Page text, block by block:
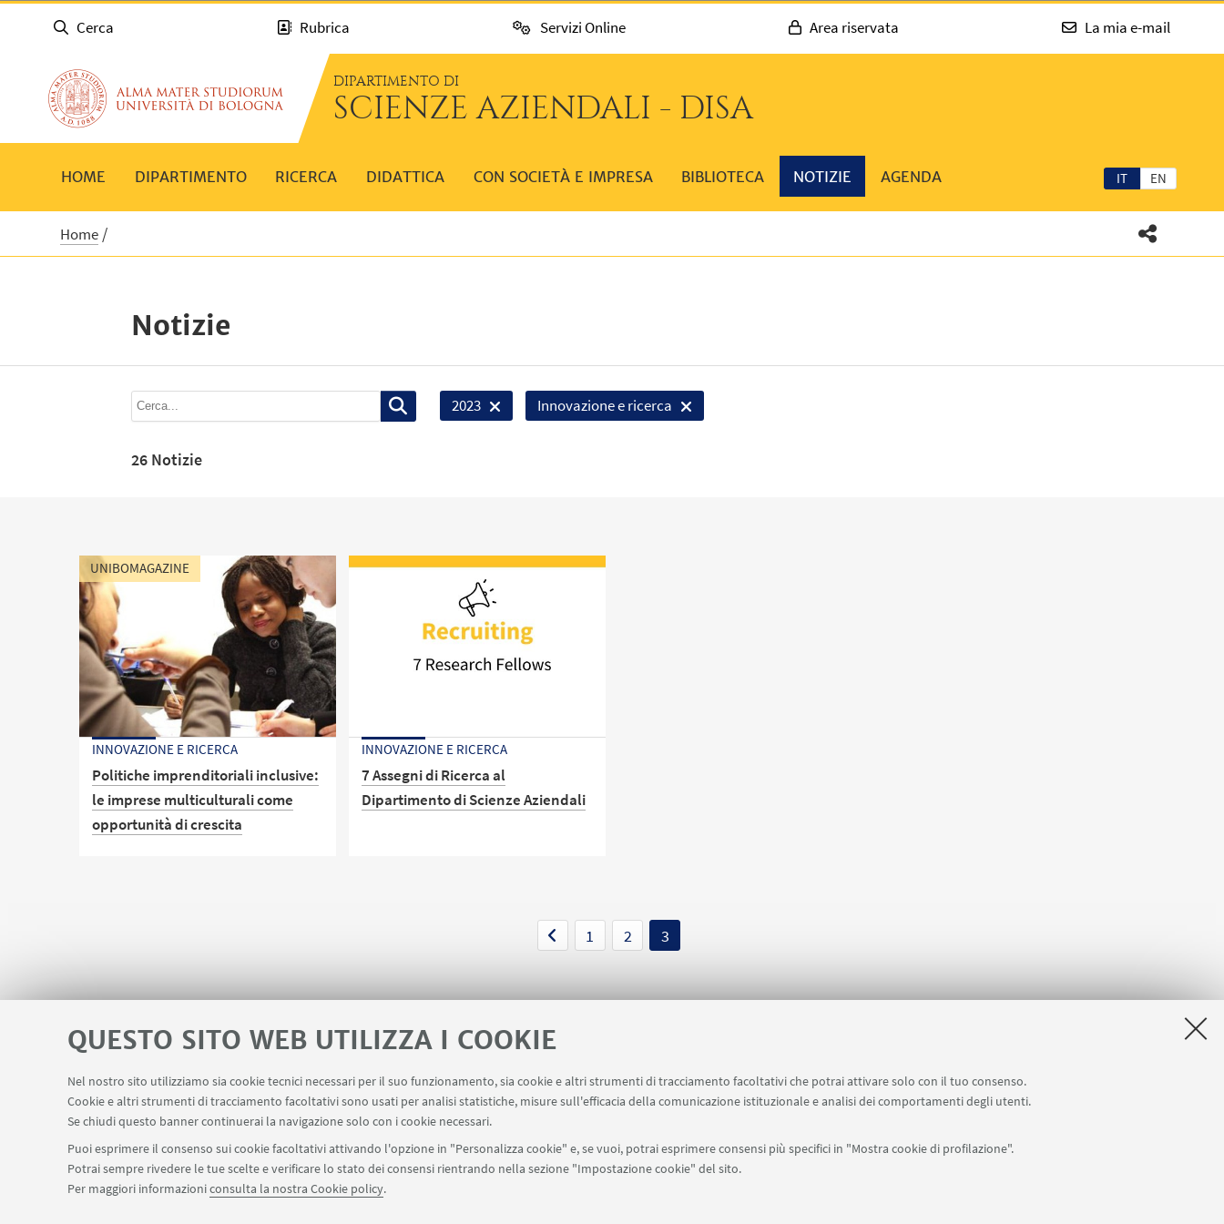
QUESTO SITO WEB UTILIZZA I COOKIE
Nel nostro sito utilizziamo sia cookie tecnici necessari per il suo funzionamento, sia cookie e altri strumenti di tracciamento facoltativi che potrai attivare solo con il tuo consenso.
Cookie e altri strumenti di tracciamento facoltativi sono usati per analisi statistiche, misure sull'efficacia della comunicazione istituzionale e analisi dei comportamenti degli utenti.
Se chiudi questo banner continuerai la navigazione solo con i cookie necessari.
Puoi esprimere il consenso sui cookie facoltativi attivando l'opzione in "Personalizza cookie" e, se vuoi, potrai esprimere consensi più specifici in "Mostra cookie di profilazione".
Potrai sempre rivedere le tue scelte e verificare lo stato dei consensi rientrando nella sezione "Impostazione cookie" del sito.
Per maggiori informazioniconsulta la nostra Cookie policy.
Cerca Rubrica Servizi Online Area riservata La mia e-mail
DIPARTIMENTO DI
SCIENZE AZIENDALI - DISA
IT EN
HOME DIPARTIMENTO RICERCA DIDATTICA CON SOCIETÀ E IMPRESA BIBLIOTECA NOTIZIE AGENDA
Home
Notizie
2023 Innovazione e ricerca
26 Notizie
UNIBOMAGAZINE
INNOVAZIONE E RICERCA
Politiche imprenditoriali inclusive:
le imprese multiculturali come
opportunità di crescita
un’imprenditoria multiculturale, se
valorizzare le diversità
INNOVAZIONE E RICERCA
7 Assegni di Ricerca al
Dipartimento di Scienze Aziendali
1 2 3
LINK UTILI Area riservata Contatti
SEGUI IL DIPARTIMENTO SU: SEGUI UNIBO SU: